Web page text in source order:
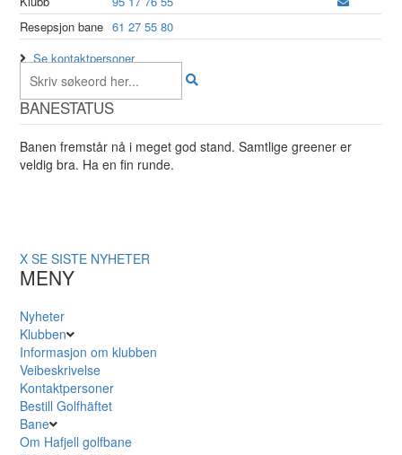
Resepsjon bane 61 27 55 80
Se kontaktpersoner
BANESTATUS
Banen fremstår nå i meget god stand. Samtlige greener er
veldig bra. Ha en fin runde.
X SE SISTE NYHETER
MENY
Nyheter
Klubben
Informasjon om klubben
Veibeskrivelse
Kontaktpersoner
Bestill Golfhäftet
Bane
Om Hafjell golfbane